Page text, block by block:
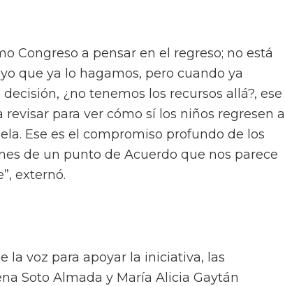
Congreso a pensar en el regreso; no está
que ya lo hagamos, pero cuando ya
¿no tenemos los recursos allá?, ese
para ver cómo sí los niños regresen a
Ese es el compromiso profundo de los
de un punto de Acuerdo que nos parece
externó.
la voz para apoyar la iniciativa, las
Soto Almada y María Alicia Gaytán